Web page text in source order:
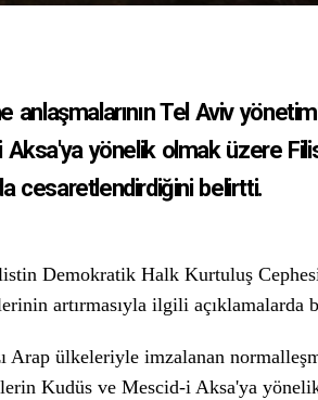
anlaşmalarının Tel Aviv
Aksa'ya yönelik olmak üzere
cesaretlendirdiğini belirtti.
Demokratik Halk Kurtuluş
artırmasıyla ilgili açıklamalarda
Arap ülkeleriyle imzalanan
Kudüs ve Mescid-i Aksa'ya